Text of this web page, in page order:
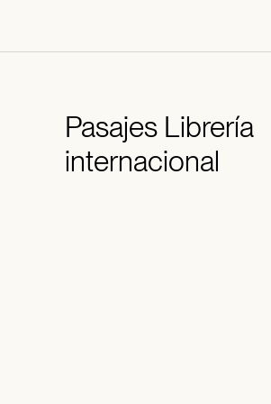
PasajesLibrería
internacional